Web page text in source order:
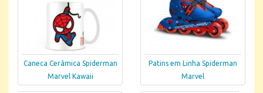
Caneca Cerâmica Spiderman
Marvel Kawaii
Patins em Linha Spiderman
Marvel